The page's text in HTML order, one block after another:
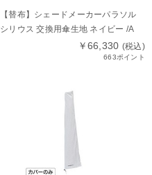
【替布】シェードメーカーパラソル
シリウス 交換用傘生地 ネイビー /A
￥66,330 (税込)
663ポイント